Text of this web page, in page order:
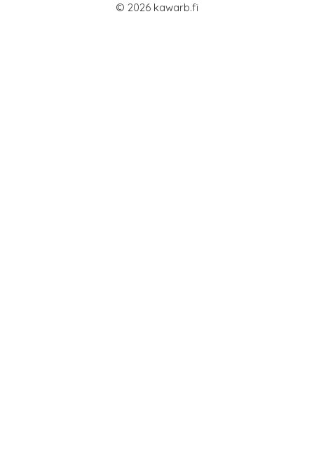
© 2026 kawarb.fi